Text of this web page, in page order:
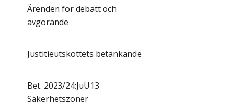
Ärenden för debatt och
avgörande
Justitieutskottets betänkande
Bet. 2023/24:JuU13
Säkerhetszoner